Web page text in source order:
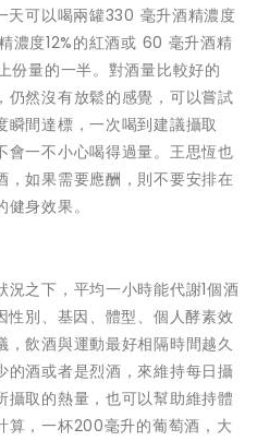
天可以喝兩罐330 毫升酒精濃度
濃度12%的紅酒或 60 毫升酒精
份量的一半。對酒量比較好的
仍然沒有放鬆的感覺，可以嘗試
瞬間達標，一次喝到建議攝取
會一不小心喝得過量。王思恆也
，如果需要應酬，則不要安排在
身效果。
之下，平均一小時能代謝1個酒
性別、基因、體型、個人酵素效
飲酒與運動最好相隔時間越久
的酒或者是烈酒，來維持每日攝
取的熱量，也可以幫助維持體
算，一杯200毫升的葡萄酒，大